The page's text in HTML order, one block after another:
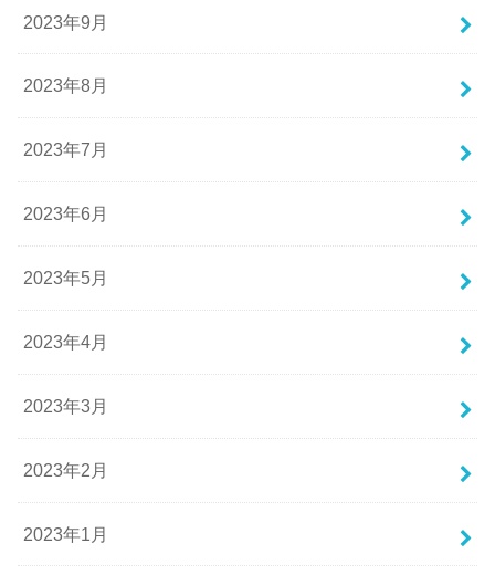
2023年9月
2023年8月
2023年7月
2023年6月
2023年5月
2023年4月
2023年3月
2023年2月
2023年1月